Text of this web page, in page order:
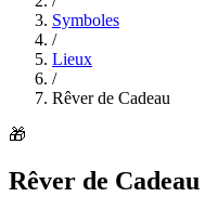
Symboles
/
Lieux
/
Rêver de Cadeau
🎁
Rêver de Cadeau